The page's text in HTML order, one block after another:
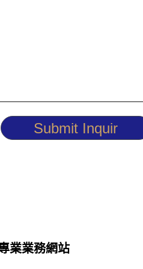
Submit Inquir
業業務網站